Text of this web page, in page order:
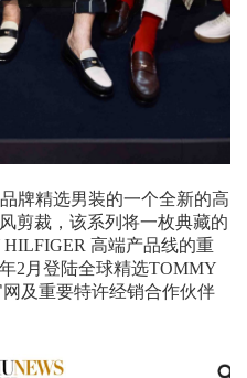
牌精选男装的一个全新的高
剪裁，该系列将一枚典藏的
高端产品线的重
2月登陆全球精选TOMMY
及重要特许经销合作伙伴